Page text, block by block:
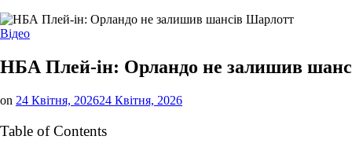
Опублікувати
Відео
НБА Плей-ін: Орландо не залишив
on 24 Квітня, 202624 Квітня, 2026
Table of Contents